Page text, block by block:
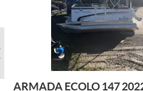
ARMADA ECOLO 147
PRINCECRAFT SUPER
AUTRE FOURWIN 2001